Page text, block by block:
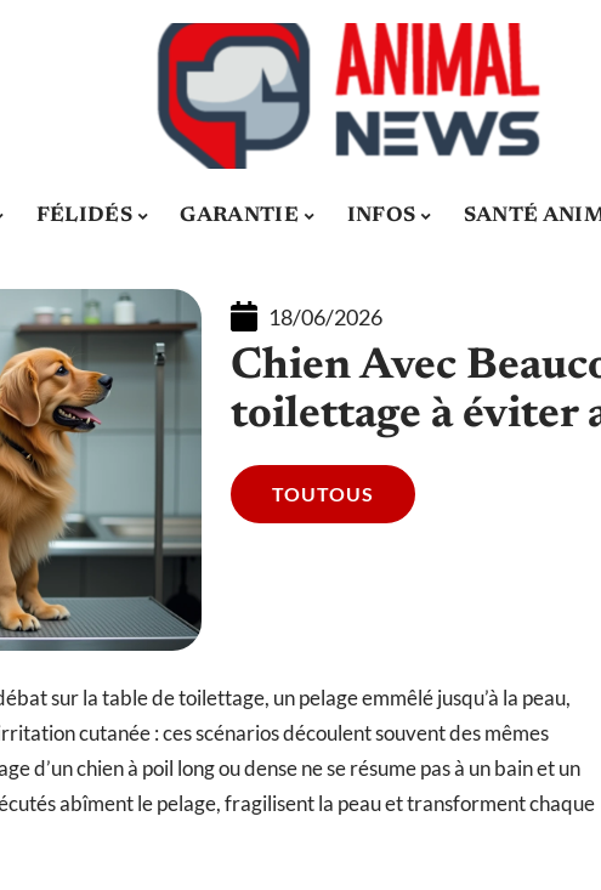
FÉLIDÉS GARANTIE INFOS SANTÉ
18/06/2026
Chien Avec
toilettage à éviter
TOUTOUS
sur la table de toilettage, un pelage emmêlé jusqu’à la peau,
cutanée : ces scénarios découlent souvent des mêmes
d’un chien à poil long ou dense ne se résume pas à un bain et un
abîment le pelage, fragilisent la peau et transforment chaque